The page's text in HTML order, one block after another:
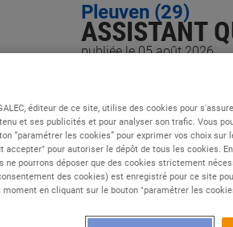
-
publiée le 05 août 2026
ASSISTANT
Pleuven (29)
Type de contrat :CDI
Expérience :
Études :Bac +2 /+3
éditeur de ce site, utilise des cookies pour
et ses publicités et pour analyser son trafic. Vous
“paramétrer les cookies” pour exprimer vos choix
accepter" pour autoriser le dépôt de tous les cookies.
ne pourrons déposer que des cookies strictement
des cookies) est enregistré pour ce site
moment en cliquant sur le bouton "paramétrer les